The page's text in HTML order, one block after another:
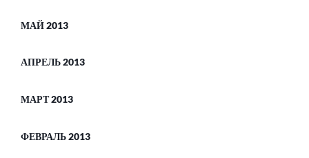
МАЙ 2013
АПРЕЛЬ 2013
МАРТ 2013
ФЕВРАЛЬ 2013